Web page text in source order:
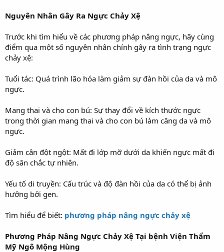
Nguyên Nhân Gây Ra Ngực Chảy Xệ
Trước khi tìm hiểu về các phương pháp nâng ngực, hãy cùng
điểm qua một số nguyên nhân chính gây ra tình trạng ngực
chảy xệ:
Tuổi tác: Quá trình lão hóa làm giảm sự đàn hồi của da và mô
ngực.
Mang thai và cho con bú: Sự thay đổi về kích thước ngực
trong thời gian mang thai và cho con bú làm căng da và mô
ngực.
Giảm cân đột ngột: Mất đi lớp mỡ dưới da khiến ngực mất đi
độ săn chắc tự nhiên.
Yếu tố di truyền: Cấu trúc và độ đàn hồi của da có thể bị ảnh
hưởng bởi gen.
Tìm hiểu để biết: phương pháp nâng ngực chảy xệ
Phương Pháp Nâng Ngực Chảy Xệ Tại bệnh Viện Thẩm
Mỹ Ngô Mộng Hùng